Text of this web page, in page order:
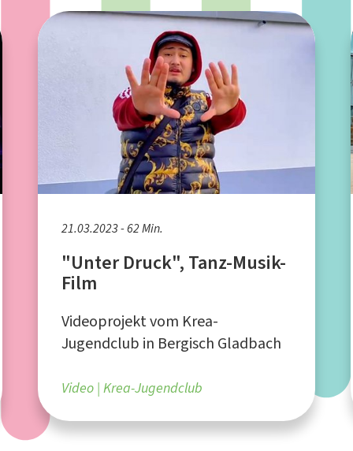
21.03.2023 - 62 Min.
"Unter Druck", Tanz-Musik-
Film
Videoprojekt vom Krea-
Jugendclub in Bergisch Gladbach
Video Krea-Jugendclub